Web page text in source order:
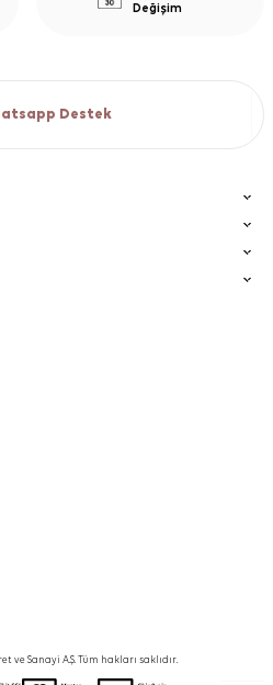
Değişim
Destek
ve Sanayi A.Ş. Tüm hakları saklıdır.